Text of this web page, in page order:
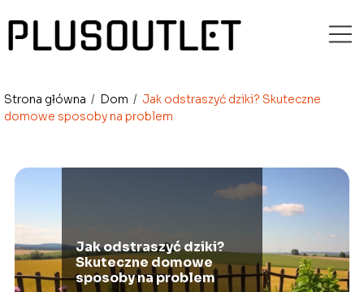
Strona główna / Dom / Jak odstraszyć dziki? Skuteczne
domowe sposoby na problem
Jak odstraszyć dziki?
Skuteczne domowe
sposoby na problem